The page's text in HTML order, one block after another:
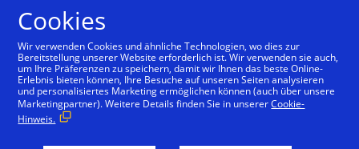
Campaign Terms and
Conditions
Cookies
Wir verwenden Cookies und ähnliche Technologien, wo dies zur
Bereitstellung unserer Website erforderlich ist. Wir verwenden sie auch,
um Ihre Präferenzen zu speichern, damit wir Ihnen das beste Online-
Erlebnis bieten können, Ihre Besuche auf unseren Seiten analysieren
und personalisiertes Marketing ermöglichen können (auch über unsere
Marketingpartner). Weitere Details finden Sie in unsererCookie-
Hinweis.